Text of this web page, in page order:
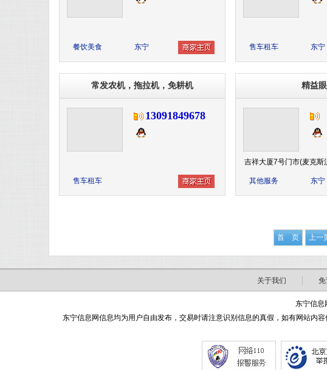
餐饮美食 东宁 售车租车 东宁
常发农机，拖拉机，免耕机
13091849678
售车租车
精益
吉祥大厦7号门市(麦克斯
其他服务 东宁
首 页 上一
关于我们 免
东宁信息
东宁信息网信息均为用户自由发布，交易时请注意识别信息的真假，如有网站内